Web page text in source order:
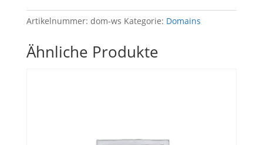
Menge
Artikelnummer: dom-ws Kategorie: Domains
Ähnliche Produkte